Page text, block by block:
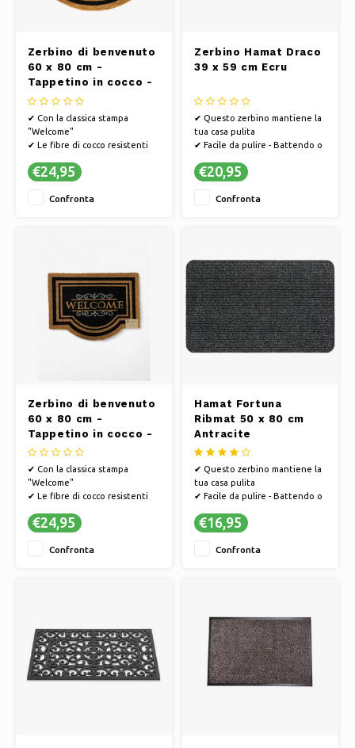
Zerbino di benvenuto
60 x 80 cm -
Tappetino in cocco -
Naturale
✔ Con la classica stampa
"Welcome"
✔ Le fibre di cocco resistenti
sporco e l'umidità dalle scarpe
spazio per qualsiasi ingresso
€24,95
Confronta
Zerbino Hamat Draco
39 x 59 cm Ecru
✔ Questo zerbino mantiene la
tua casa pulita
✔ Facile da pulire - Battendo o
✔ PVC antiscivolo, in modo che
✔ Hamat si sviluppa in modo
€20,95
Confronta
Zerbino di benvenuto
60 x 80 cm -
Tappetino in cocco -
Nero
✔ Con la classica stampa
"Welcome"
✔ Le fibre di cocco resistenti
sporco e l'umidità dalle scarpe
spazio per qualsiasi ingresso
€24,95
Confronta
Hamat Fortuna
Ribmat 50 x 80 cm
Antracite
✔ Questo zerbino mantiene la
tua casa pulita
✔ Facile da pulire - Battendo o
✔ PVC antiscivolo, in modo che
✔ Hamat si sviluppa in modo
€16,95
Confronta